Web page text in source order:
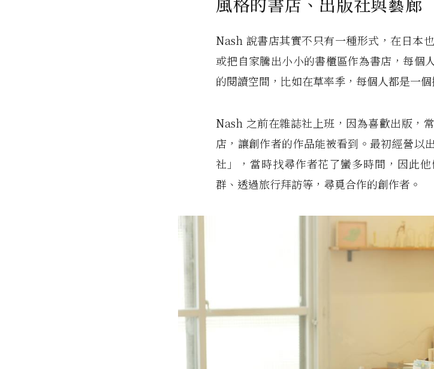
Nash 說書店其實不只有一種形式，在日本
或把自家騰出小小的書櫃區作為書店，每個
的閱讀空間，比如在草率季，每個人都是一個
Nash 之前在雜誌社上班，因為喜歡出版，
店，讓創作者的作品能被看到。最初經營以
社」，當時找尋作者花了蠻多時間，因此
群、透過旅行拜訪等，尋覓合作的創作者。